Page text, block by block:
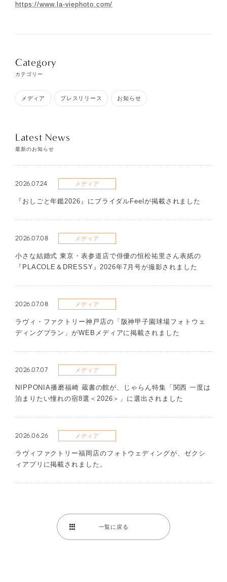
https://www.la-viephoto.com/
Category
カテゴリー
メディア プレスリリース お知らせ
Latest News
最新のお知らせ
2026.07.24 メディア
『おしごと年鑑2026』にブライダルFeelが掲載されました
2026.07.08 メディア
​小さな結婚式 東京・表参道店で俳優の恒松祐里さん表紙の
『PLACOLE＆DRESSY』2026年7月号が撮影されました
2026.07.08 メディア
ラヴィ・ファクトリー神戸店の「阪神甲子園球場フォトウェ
ディングプラン」がWEBメディアに掲載されました
2026.07.07 メディア
NIPPONIA播磨福崎 蔵書の館が、じゃらん特集「関西 一度は
泊まりたい憧れの宿8選＜2026＞」に選出されました
2026.06.26 メディア
ラヴィファクトリー福岡店のフォトウェディングが、ゼクシ
ィアプリに掲載されました。
一覧に戻る